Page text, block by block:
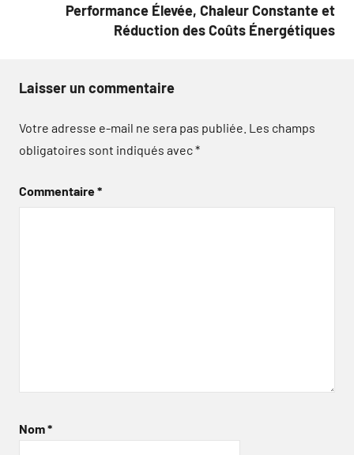
Performance Élevée, Chaleur Constante et
Réduction des Coûts Énergétiques
Laisser un commentaire
Votre adresse e-mail ne sera pas publiée. Les champs
obligatoires sont indiqués avec*
Commentaire*
Nom*